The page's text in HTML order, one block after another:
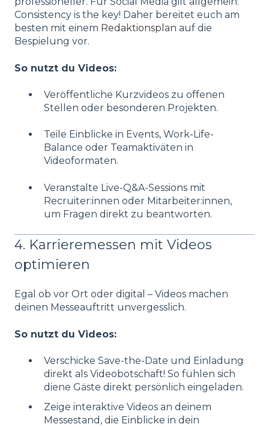
Consistency is the key! Daher bereitet euch am
besten mit einem Redaktionsplan auf die
Bespielung vor.
So nutzt du Videos:
Veröffentliche Kurzvideos zu offenen
Stellen oder besonderen Projekten.
Teile Einblicke in Events, Work-Life-
Balance oder Teamaktiväten in
Videoformaten.
Veranstalte Live-Q&A-Sessions mit
Recruiter:innen oder Mitarbeiter:innen,
um Fragen direkt zu beantworten.
4. Karrieremessen mit Videos
optimieren
Egal ob vor Ort oder digital – Videos machen
deinen Messeauftritt unvergesslich.
So nutzt du Videos:
Verschicke Save-the-Date und Einladung
direkt als Videobotschaft! So fühlen sich
diene Gäste direkt persönlich eingeladen.
Zeige interaktive Videos an deinem
Messestand, die Einblicke in dein